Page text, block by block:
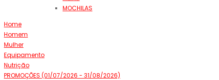
MOCHILAS
Home
Homem
Mulher
Equipamento
Nutrição
PROMOÇÕES (01/07/2026 - 31/08/2026)